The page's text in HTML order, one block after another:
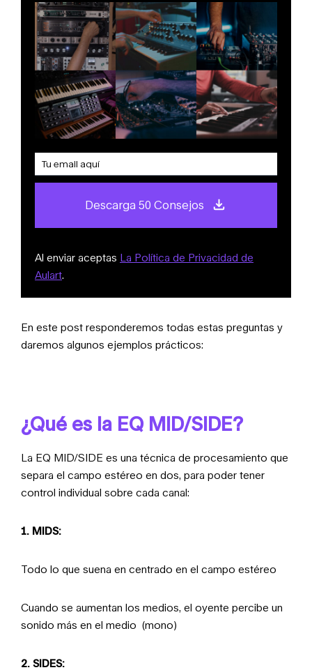
Descarga 50 Consejos
Al enviar aceptas La Política de Privacidad de
Aulart.
En este post responderemos todas estas preguntas y
daremos algunos ejemplos prácticos:
¿Qué es la EQ MID/SIDE?
La EQ MID/SIDE es una técnica de procesamiento que
separa el campo estéreo en dos, para poder tener
control individual sobre cada canal:
1. MIDS:
Todo lo que suena en centrado en el campo estéreo
Cuando se aumentan los medios, el oyente percibe un
sonido más en el medio (mono)
2. SIDES: